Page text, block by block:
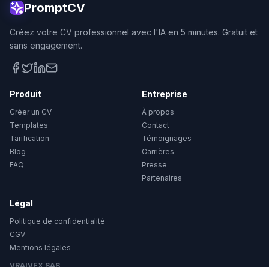
PromptCV
Créez votre CV professionnel avec l'IA en 5 minutes. Gratuit et
sans engagement.
Produit
Créer un CV
Templates
Tarification
Blog
FAQ
Entreprise
À propos
Contact
Témoignages
Carrières
Presse
Partenaires
Légal
Politique de confidentialité
CGV
Mentions légales